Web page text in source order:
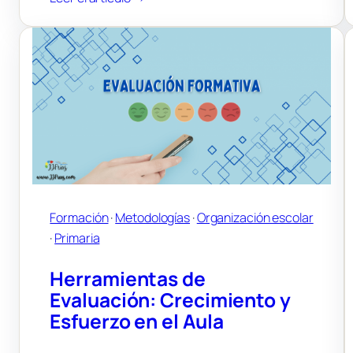
la
sin
castigos:
qué
formación
cambia
de
el
Primaria
Formación · Metodologías · Organización escolar
· Primaria
Herramientas de
Evaluación: Crecimiento y
Esfuerzo en el Aula